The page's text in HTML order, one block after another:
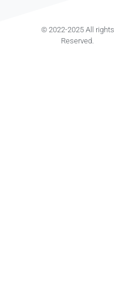
© 2022-2025 All rights
Reserved.